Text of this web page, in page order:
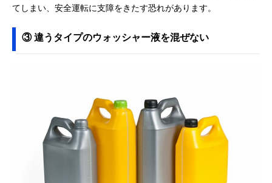
てしまい、安全運転に支障をきたす恐れがあります。
③ 違うタイプのウォッシャー液を混ぜない